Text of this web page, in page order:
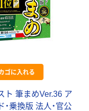
ゴに入れる
ト 筆まめVer.36 ア
・乗換版 法人・官公